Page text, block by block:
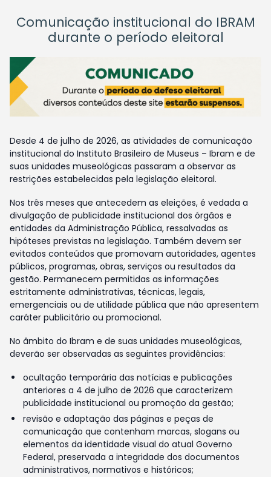
Comunicação institucional do IBRAM
durante o período eleitoral
Desde 4 de julho de 2026, as atividades de comunicação
institucional do Instituto Brasileiro de Museus – Ibram e de
suas unidades museológicas passaram a observar as
restrições estabelecidas pela legislação eleitoral.
Nos três meses que antecedem as eleições, é vedada a
divulgação de publicidade institucional dos órgãos e
entidades da Administração Pública, ressalvadas as
hipóteses previstas na legislação. Também devem ser
evitados conteúdos que promovam autoridades, agentes
públicos, programas, obras, serviços ou resultados da
gestão. Permanecem permitidas as informações
estritamente administrativas, técnicas, legais,
emergenciais ou de utilidade pública que não apresentem
caráter publicitário ou promocional.
No âmbito do Ibram e de suas unidades museológicas,
deverão ser observadas as seguintes providências:
ocultação temporária das notícias e publicações
anteriores a 4 de julho de 2026 que caracterizem
publicidade institucional ou promoção da gestão;
revisão e adaptação das páginas e peças de
comunicação que contenham marcas, slogans ou
elementos da identidade visual do atual Governo
Federal, preservada a integridade dos documentos
administrativos, normativos e históricos;